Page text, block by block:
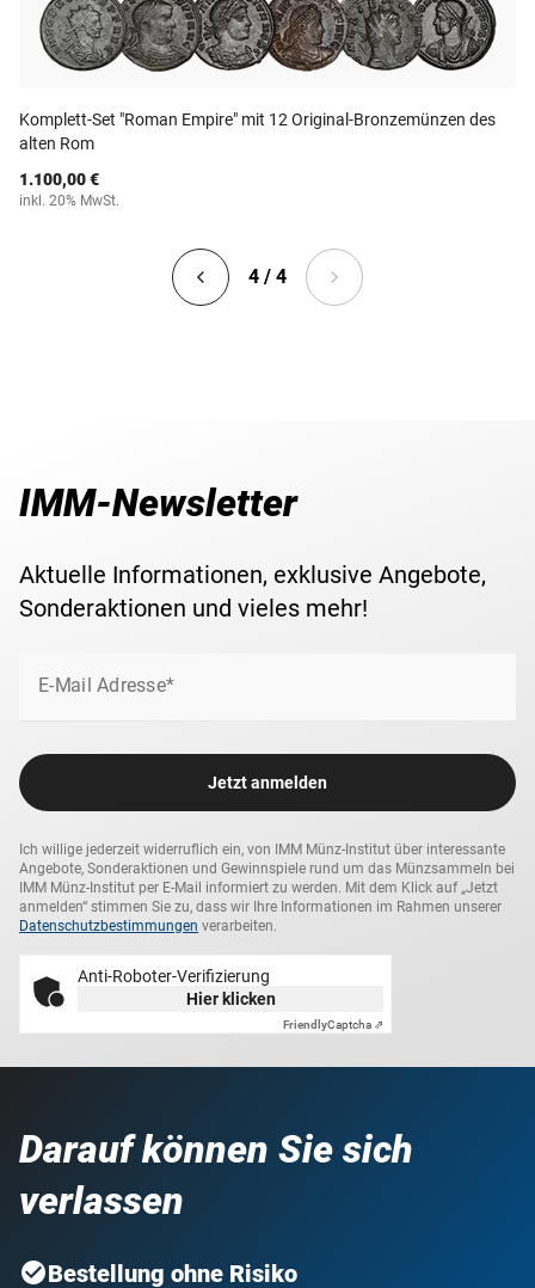
Komplett-Set "Roman Empire" mit 12 Original-Bronzemünzen des
alten Rom
1.100,00 €
inkl. 20% MwSt.
4 / 4
IMM-Newsletter
Aktuelle Informationen, exklusive Angebote,
Sonderaktionen und vieles mehr!
E-Mail Adresse*
Jetzt anmelden
Ich willige jederzeit widerruflich ein, von IMM Münz-Institut über interessante
Angebote, Sonderaktionen und Gewinnspiele rund um das Münzsammeln bei
IMM Münz-Institut per E-Mail informiert zu werden. Mit dem Klick auf „Jetzt
anmelden“ stimmen Sie zu, dass wir Ihre Informationen im Rahmen unserer
Datenschutzbestimmungen verarbeiten.
Anti-Roboter-Verifizierung
Hier klicken
FriendlyCaptcha ⇗
Darauf können Sie sich
verlassen
Bestellung ohne Risiko